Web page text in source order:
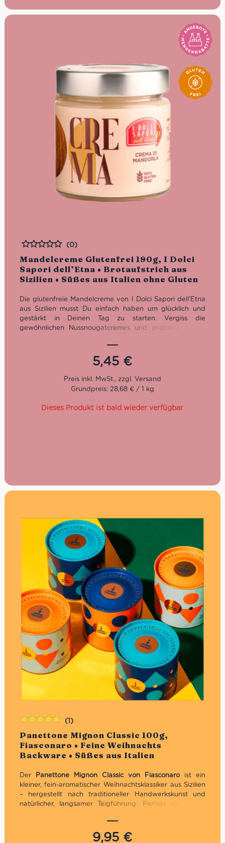
Mandelcreme Glutenfrei 190g, I Dolci
Sapori dell’Etna • Brotaufstrich aus
Sizilien • Süßes aus Italien ohne Gluten
Bewertet
(0)
Die glutenfreie Mandelcreme von I Dolci Sapori dell’Etna
aus Sizilien musst Du einfach haben um glücklich und
gestärkt in Deinen Tag zu starten. Vergiss die
gewöhnlichen Nussnougatcremes und probiere diesen
Jahren stellt I Dolci Sapori dell’Etna für Liebhaber
sizilianischen Trockenfrüchteexzellente Produkte her. Mit
Sitz in Bronte, einer Stadt, die in der ganzen Welt für ihre
Pistazien bekannt ist, stellt das Unternehmen
selbstvertsandlich auch hervorragende Pistazien-
Süßwaren ohne Gluten her.
Glutenfrei
5,45 €
Grundpreis: 28,68 € / 1 kg
Dieses Produkt ist bald wieder verfügbar
Panettone Mignon Classic 100g,
Fiasconaro • Feine Weihnachts
Backware • Süßes aus Italien
(1)
DerPanettone Mignon Classic von Fiasconaroist ein
kleiner, fein-aromatischer Weihnachtsklassiker aus Sizilien
– hergestellt nach traditioneller Handwerkskunst und
natürlicher, langsamer Teigführung. Perfekt als kleines
Genuss zur Kaffee- oder Teezeit.
9,95 €
mit5.00von
5